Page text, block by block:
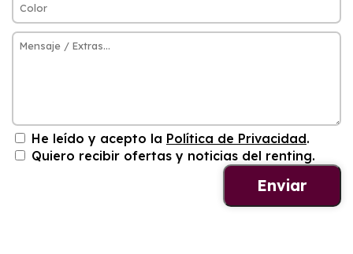
He leído y acepto la Política de Privacidad.
Quiero recibir ofertas y noticias del renting.